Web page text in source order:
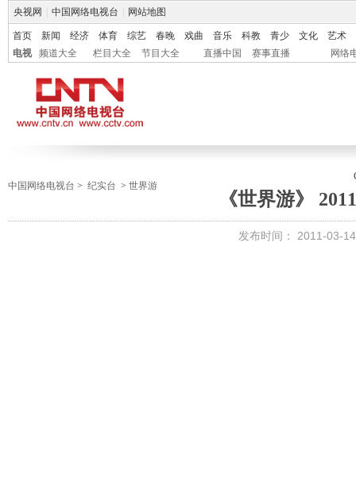
央视网 中国网络电视台 网站地图
首页 新闻 经济 体育 综艺 春晚 戏曲 音乐 科教 青少 文化
艺术
电视
频道大全 栏目大全 节目大全 直播中国 赛事直播 网络
中国网络电视台 > 纪实台 > 世界游
《世界游》
发布时间： 2011-03-